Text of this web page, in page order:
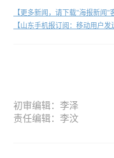
【更多新闻，请下载"海报新闻"
【山东手机报订阅：移动用户发
初审编辑：李泽
责任编辑：李汶